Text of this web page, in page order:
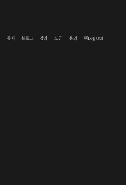
공지 블로그 강좌 모금 문의 Log Out